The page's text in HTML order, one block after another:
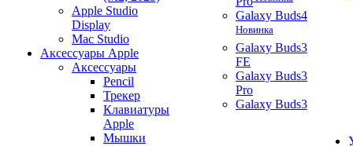
Apple Studio
Display
Mac Studio
Аксессуары Apple
Аксессуары
Pencil
Трекер
Клавиатуры
Apple
Мышки
Galaxy Buds4
Новинка
Galaxy Buds3
FE
Galaxy Buds3
Pro
Galaxy Buds3